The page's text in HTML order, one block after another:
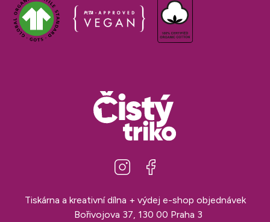
Tiskárna a kreativní dílna + výdej e-shop objednávek
Bořivojova 37, 130 00 Praha 3